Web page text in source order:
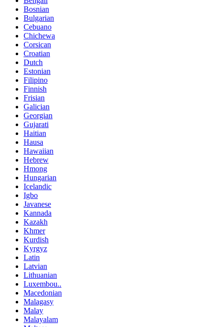
Bosnian
Bulgarian
Cebuano
Chichewa
Corsican
Croatian
Dutch
Estonian
Filipino
Finnish
Frisian
Galician
Georgian
Gujarati
Haitian
Hausa
Hawaiian
Hebrew
Hmong
Hungarian
Icelandic
Igbo
Javanese
Kannada
Kazakh
Khmer
Kurdish
Kyrgyz
Latin
Latvian
Lithuanian
Luxembou..
Macedonian
Malagasy
Malay
Malayalam